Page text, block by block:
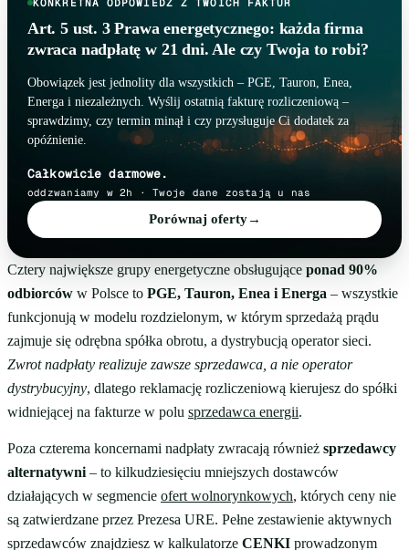
KONKRETNA ODPOWIEDŹ Z TWOICH FAKTUR
Art. 5 ust. 3 Prawa energetycznego: każda firma
zwraca nadpłatę w 21 dni. Ale czy Twoja to robi?
Obowiązek jest jednolity dla wszystkich – PGE, Tauron, Enea,
Energa i niezależnych. Wyślij ostatnią fakturę rozliczeniową –
sprawdzimy, czy termin minął i czy przysługuje Ci dodatek za
opóźnienie.
Porównaj oferty→
Całkowicie darmowe.
oddzwaniamy w 2h · Twoje dane zostają u nas
Cztery największe grupy energetyczne obsługujące ponad 90%
odbiorców w Polsce to PGE, Tauron, Enea i Energa – wszystkie
funkcjonują w modelu rozdzielonym, w którym sprzedażą prądu
zajmuje się odrębna spółka obrotu, a dystrybucją operator sieci.
Zwrot nadpłaty realizuje zawsze sprzedawca, a nie operator
dystrybucyjny, dlatego reklamację rozliczeniową kierujesz do spółki
widniejącej na fakturze w polu sprzedawca energii.
Poza czterema koncernami nadpłaty zwracają również sprzedawcy
alternatywni – to kilkudziesięciu mniejszych dostawców
działających w segmencie ofert wolnorynkowych, których ceny nie
są zatwierdzane przez Prezesa URE. Pełne zestawienie aktywnych
sprzedawców znajdziesz w kalkulatorze CENKI prowadzonym